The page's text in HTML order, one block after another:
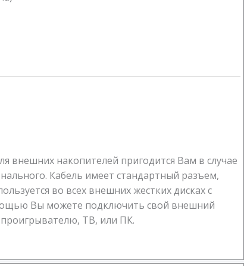
внешних накопителей пригодится Вам в случае
Кабель имеет стандартный разъем,
во всех внешних жестких дисках с
Вы можете подключить свой внешний
ТВ, или ПК.